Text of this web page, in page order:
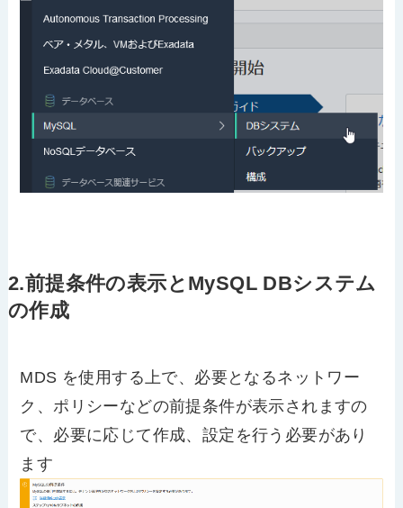
2.前提条件の表示とMySQL DBシステム
の作成
MDS を使用する上で、必要となるネットワー
ク、ポリシーなどの前提条件が表示されますの
で、必要に応じて作成、設定を行う必要があり
ます